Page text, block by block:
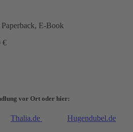
E-Book
€
vor Ort oder hier:
Thalia.de
Hugendubel.de